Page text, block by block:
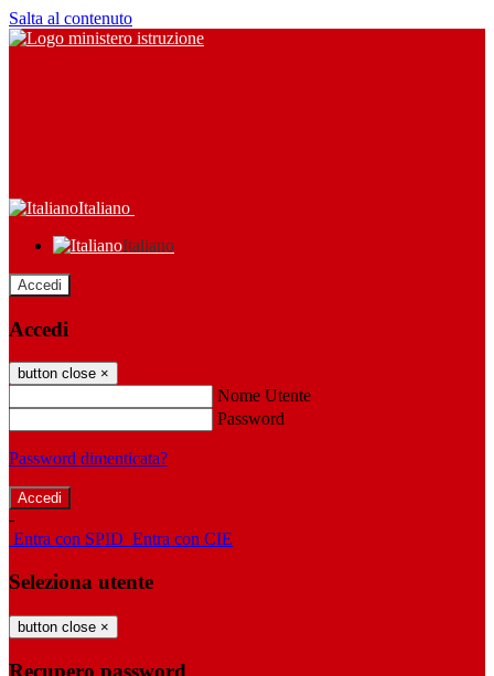
Salta al contenuto
Italiano
Italiano
Accedi
Accedi
button close ×
Nome Utente
Password
Password dimenticata?
-
Entra con SPID Entra con CIE
Seleziona utente
button close ×
Recupero password